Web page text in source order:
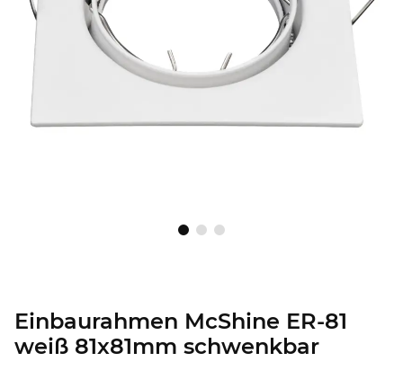
Einbaurahmen McShine ER-81
weiß 81x81mm schwenkbar